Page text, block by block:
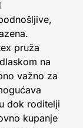
pruža
na
važno za
dok roditelji
kupanje